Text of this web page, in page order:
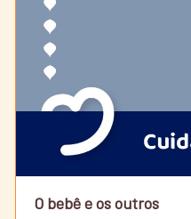
O bebê e os outros